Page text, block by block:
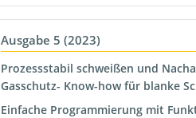
Ausgabe 5 (2023)
Prozessstabil schweißen und
Gasschutz- Know-how für blanke
Einfache Programmierung mit